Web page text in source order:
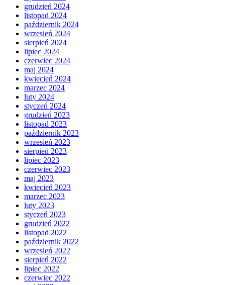
grudzień 2024
listopad 2024
październik 2024
wrzesień 2024
sierpień 2024
lipiec 2024
czerwiec 2024
maj 2024
kwiecień 2024
marzec 2024
luty 2024
styczeń 2024
grudzień 2023
listopad 2023
październik 2023
wrzesień 2023
sierpień 2023
lipiec 2023
czerwiec 2023
maj 2023
kwiecień 2023
marzec 2023
luty 2023
styczeń 2023
grudzień 2022
listopad 2022
październik 2022
wrzesień 2022
sierpień 2022
lipiec 2022
czerwiec 2022